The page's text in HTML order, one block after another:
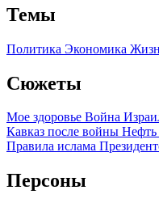
Темы
Политика Экономика
Сюжеты
Мое здоровье Война
Кавказ после войны Нефть
Правила ислама
Персоны